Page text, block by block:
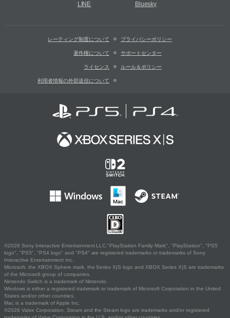
LINE Bluesky
レーティング制度について プライバシーポリシー
著作権について サポートセンター
ライセンス ルール＆ポリシー
利用者情報の外部送信について
©2026 Sony Interactive Entertainment LLC."PlayStation Family Mark", "PlayStation", "PS5
logo", "PS5", "PS4 logo" and "PS4" are registered trademarks or trademarks of Sony
Interactive Entertainment Inc.
Microsoft, the XBOX Sphere mark, the Series X|S logo and XBOX Series X|S are trademarks
of the Microsoft group of companies.
Nintendo Switch is a trademark of Nintendo.
Windows is either a registered trademark or trademark of Microsoft Corporation in the United
States and/or other countries.
Mac is a trademark of Apple Inc.
©2026 Valve Corporation. Steam and the Steam logo are trademarks and/or registered